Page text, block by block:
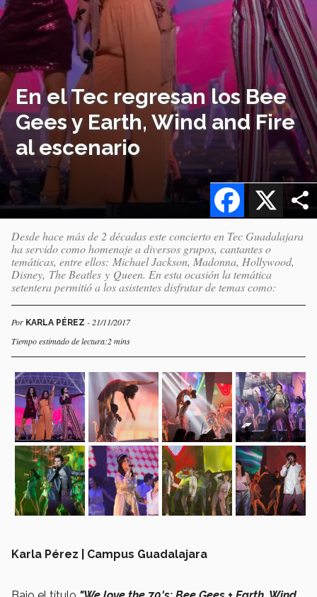
En el Tec regresan los Bee
Gees y Earth, Wind and Fire
al escenario
X
Facebook
Desde hace más de 2 décadas este concierto en Tec Guadalajara
ha servido como homenaje a diversos grupos, cantantes o
temáticas, entre ellos: Michael Jackson, Madonna, Hollywood,
Disney, The Beatles y Queen. En esta ocasión la temática
setentera permitió a los asistentes disfrutar de temas como:
Por KARLA PÉREZ - 21/11/2017
Tiempo estimado de lectura:2 mins
Karla Pérez | Campus Guadalajara